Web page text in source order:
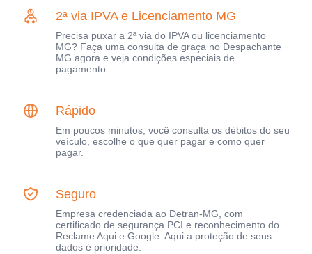
2ª via IPVA e Licenciamento MG
Precisa puxar a 2ª via do IPVA ou licenciamento
MG? Faça uma consulta de graça no Despachante
MG agora e veja condições especiais de
pagamento.
Rápido
Em poucos minutos, você consulta os débitos do seu
veículo, escolhe o que quer pagar e como quer
pagar.
Seguro
Empresa credenciada ao Detran-MG, com
certificado de segurança PCI e reconhecimento do
Reclame Aqui e Google. Aqui a proteção de seus
dados é prioridade.